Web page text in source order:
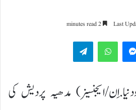
Last
WhatsApp
ایجنسیز) مدھیہ پردیش کی